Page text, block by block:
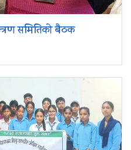
समितिको बैठक